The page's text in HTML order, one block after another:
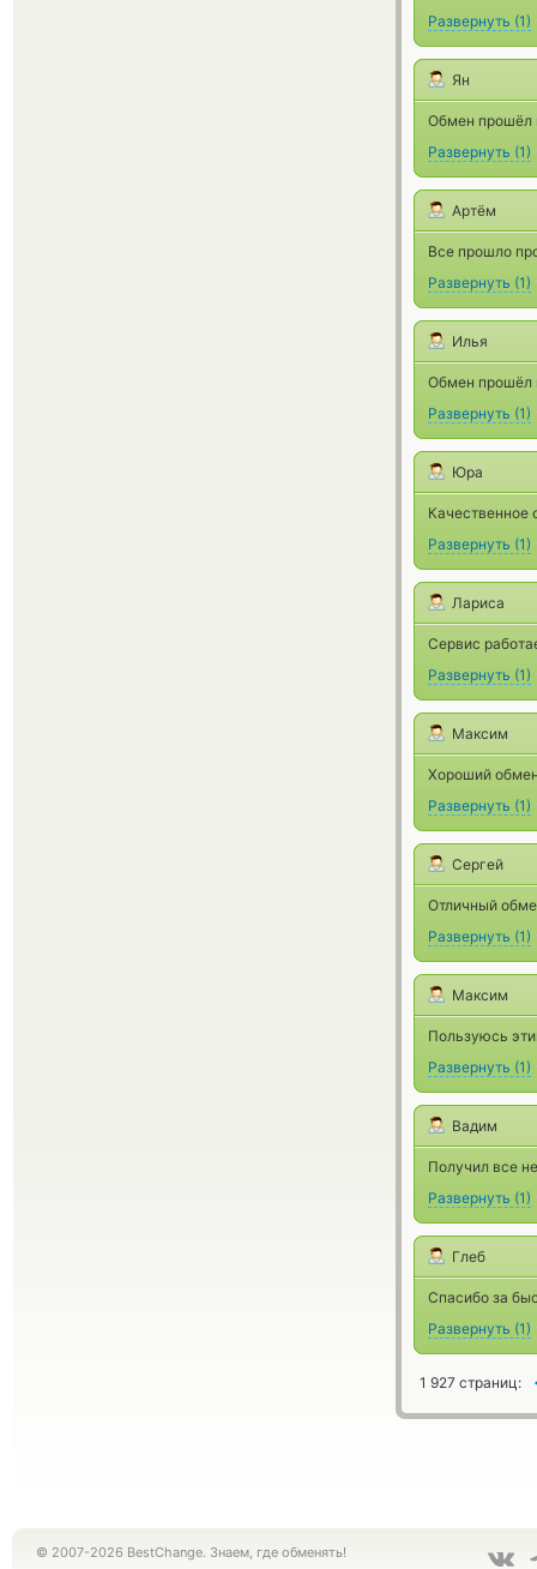
Развернуть (1)
Ян
Обмен прошёл
Развернуть (1)
Артём
Все прошло
Развернуть (1)
Илья
Обмен прошёл
Развернуть (1)
Юра
Качественное
Развернуть (1)
Лариса
Сервис
Развернуть (1)
Максим
Хороший
Развернуть (1)
Сергей
Отличный
Развернуть (1)
Максим
Пользуюсь
Развернуть (1)
Вадим
Получил все
Развернуть (1)
Глеб
Спасибо за
Развернуть (1)
1 927 страниц:
© 2007-2026 BestChange. Знаем, где обменять!